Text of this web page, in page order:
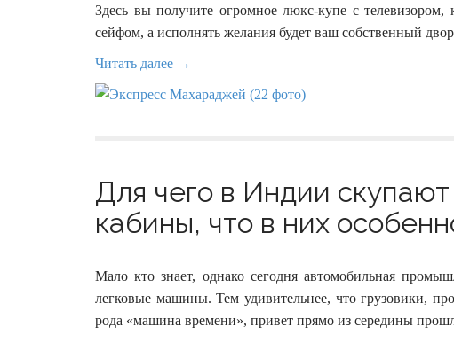
Здесь вы получите огромное люкс-купе с
сейфом, а исполнять желания будет ваш собственный
Читать далее →
Для чего в Индии скупают
кабины, что в них
Мало кто знает, однако сегодня автомобильная
легковые машины. Тем удивительнее, что грузовики,
рода «машина времени», привет прямо из середины